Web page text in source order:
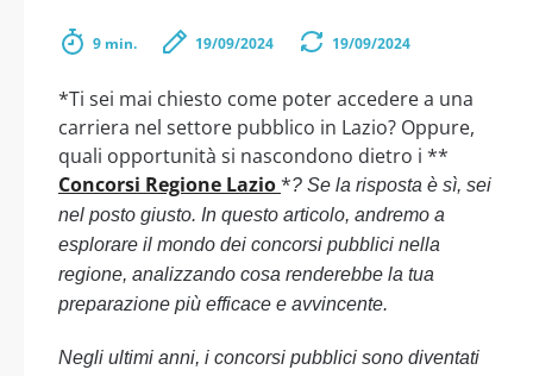
9 min. 19/09/2024 19/09/2024
*Ti sei mai chiesto come poter accedere a una
carriera nel settore pubblico in Lazio? Oppure,
quali opportunità si nascondono dietro i **
Concorsi Regione Lazio*? Se la risposta è sì, sei
nel posto giusto. In questo articolo, andremo a
esplorare il mondo dei concorsi pubblici nella
regione, analizzando cosa renderebbe la tua
preparazione più efficace e avvincente.
Negli ultimi anni, i concorsi pubblici sono diventati